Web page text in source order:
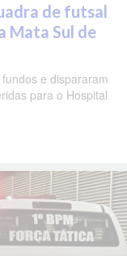
de futsal
Mata Sul de
e dispararam
para o Hospital